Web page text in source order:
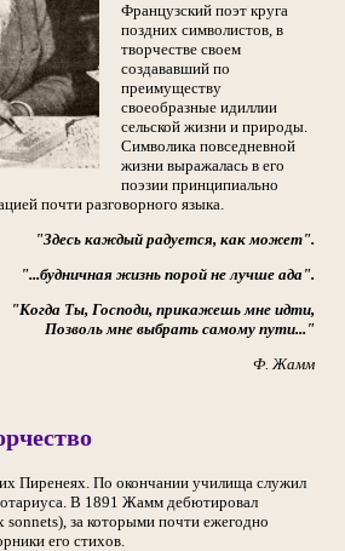
Французский поэт круга
поздних символистов, в
творчестве своем
создававший по
преимуществу
своеобразные идиллии
сельской жизни и природы.
Символика повседневной
жизни выражалась в его
поэзии принципиально
почти разговорного языка.
"Здесь каждый радуется, как может".
"...будничная жизнь порой не лучше ада".
"Когда Ты, Господи, прикажешь мне идти,
Позволь мне выбрать самому пути..."
Ф. Жамм
Пиренеях. По окончании училища служил
В 1891 Жамм дебютировал
за которыми почти ежегодно
его стихов.